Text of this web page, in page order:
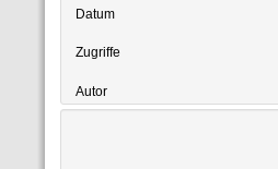
Datum
Zugriffe
Autor